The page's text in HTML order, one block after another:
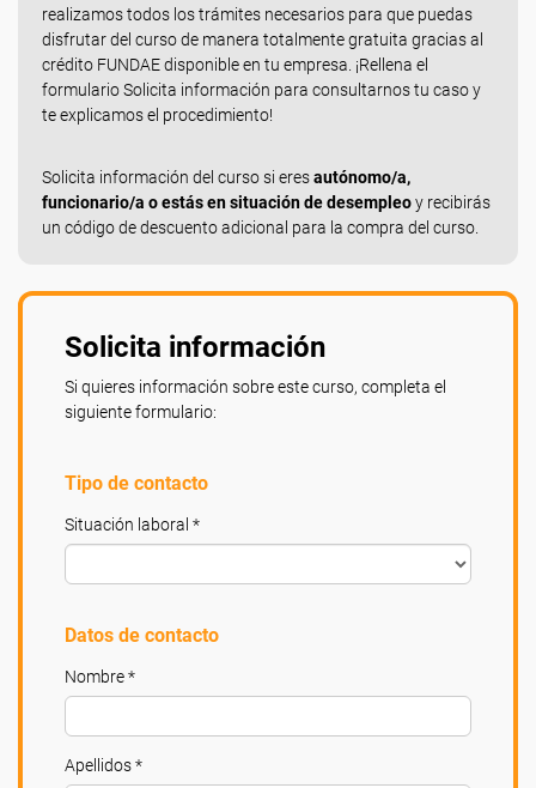
realizamos todos los trámites necesarios para que puedas
disfrutar del curso de manera totalmente gratuita gracias al
crédito FUNDAE disponible en tu empresa. ¡Rellena el
formulario Solicita información para consultarnos tu caso y
te explicamos el procedimiento!
Solicita información del curso si eresautónomo/a,
funcionario/a o estás en situación de desempleoy recibirás
un código de descuento adicional para la compra del curso.
Solicita información
Si quieres información sobre este curso, completa el
siguiente formulario:
Tipo de contacto
Situación laboral *
Datos de contacto
Nombre *
Apellidos *